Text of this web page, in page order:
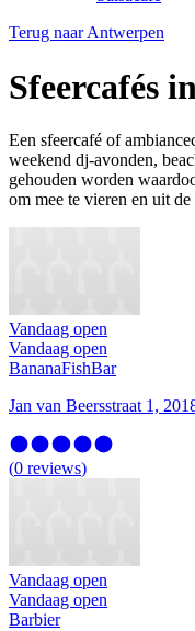
Terug naar Antwerpen
Sfeercafés
Een sfeercafé of
weekend dj-avonden,
gehouden worden
om mee te vieren en uit
Vandaag open
Vandaag open
BananaFishBar
Jan van Beersstraat 1,
(0 reviews)
Vandaag open
Vandaag open
Barbier